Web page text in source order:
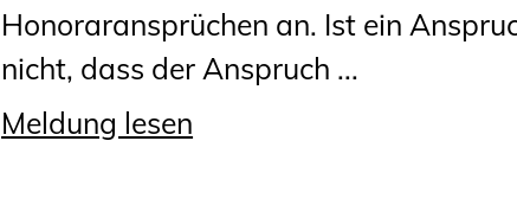
Informationen für
Ingenieurinnen und Ingenieure
Recht
Planungswettbewerbe
Honoraransprüchen an. Ist ein
nicht, dass der Anspruch ...
Meldung lesen